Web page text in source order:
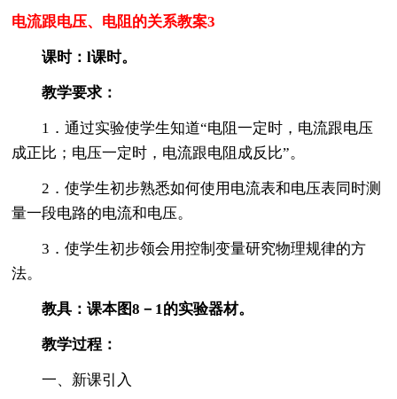
电流跟电压、电阻的关系教案3
课时：l课时。
教学要求：
1．通过实验使学生知道“电阻一定时，电流跟电压
成正比；电压一定时，电流跟电阻成反比”。
2．使学生初步熟悉如何使用电流表和电压表同时测
量一段电路的电流和电压。
3．使学生初步领会用控制变量研究物理规律的方
法。
教具：课本图8－1的实验器材。
教学过程：
一、新课引入